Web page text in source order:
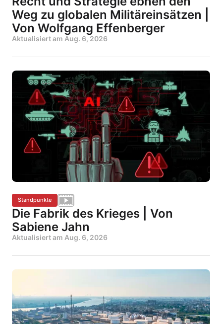
Weg zu globalen Militäreinsätzen |
Von Wolfgang Effenberger
Aktualisiert am Aug. 6, 2026
Standpunkte
Die Fabrik des Krieges | Von
Sabiene Jahn
Aktualisiert am Aug. 6, 2026